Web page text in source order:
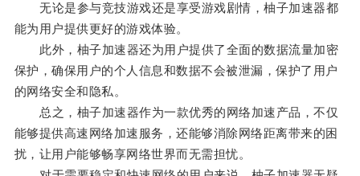
无论是参与竞技游戏还是享受游戏剧情，柚子加速器都
能为用户提供更好的游戏体验。
此外，柚子加速器还为用户提供了全面的数据流量加密
保护，确保用户的个人信息和数据不会被泄漏，保护了用户
的网络安全和隐私。
总之，柚子加速器作为一款优秀的网络加速产品，不仅
能够提供高速网络加速服务，还能够消除网络距离带来的困
扰，让用户能够畅享网络世界而无需担忧。